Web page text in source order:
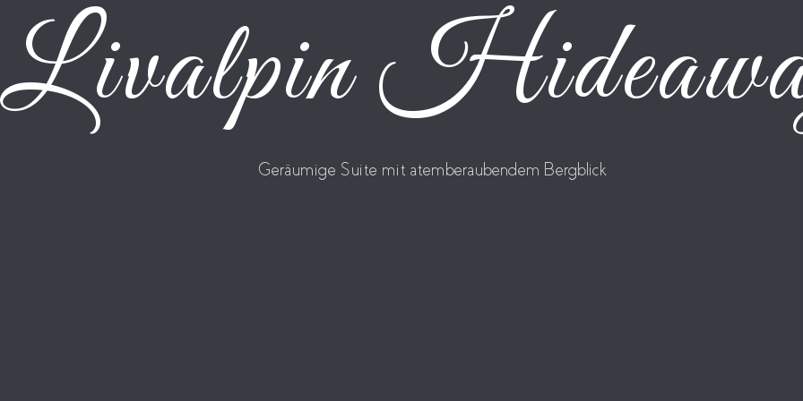
Livalpin
Geräumige Suite mit atemberaubendem Bergblick